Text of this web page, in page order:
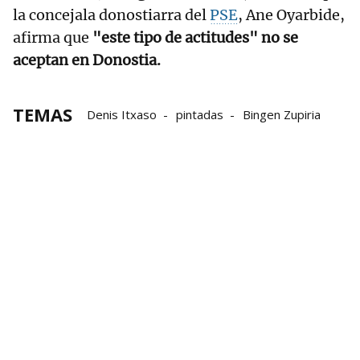
la concejala donostiarra delPSE, Ane Oyarbide,
afirma que "este tipo de actitudes" no se
aceptan en Donostia.
TEMAS Denis Itxaso pintadas Bingen Zupiria